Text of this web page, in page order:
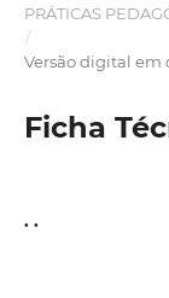
PRÁTICAS
/
Versão digital em
Ficha
. .